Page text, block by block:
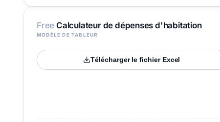
Free Calculateur de dépenses d'habitation
MODÈLE DE TABLEUR
Télécharger le fichier Excel